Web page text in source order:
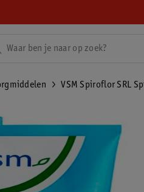
VSM Spiroflor SRL